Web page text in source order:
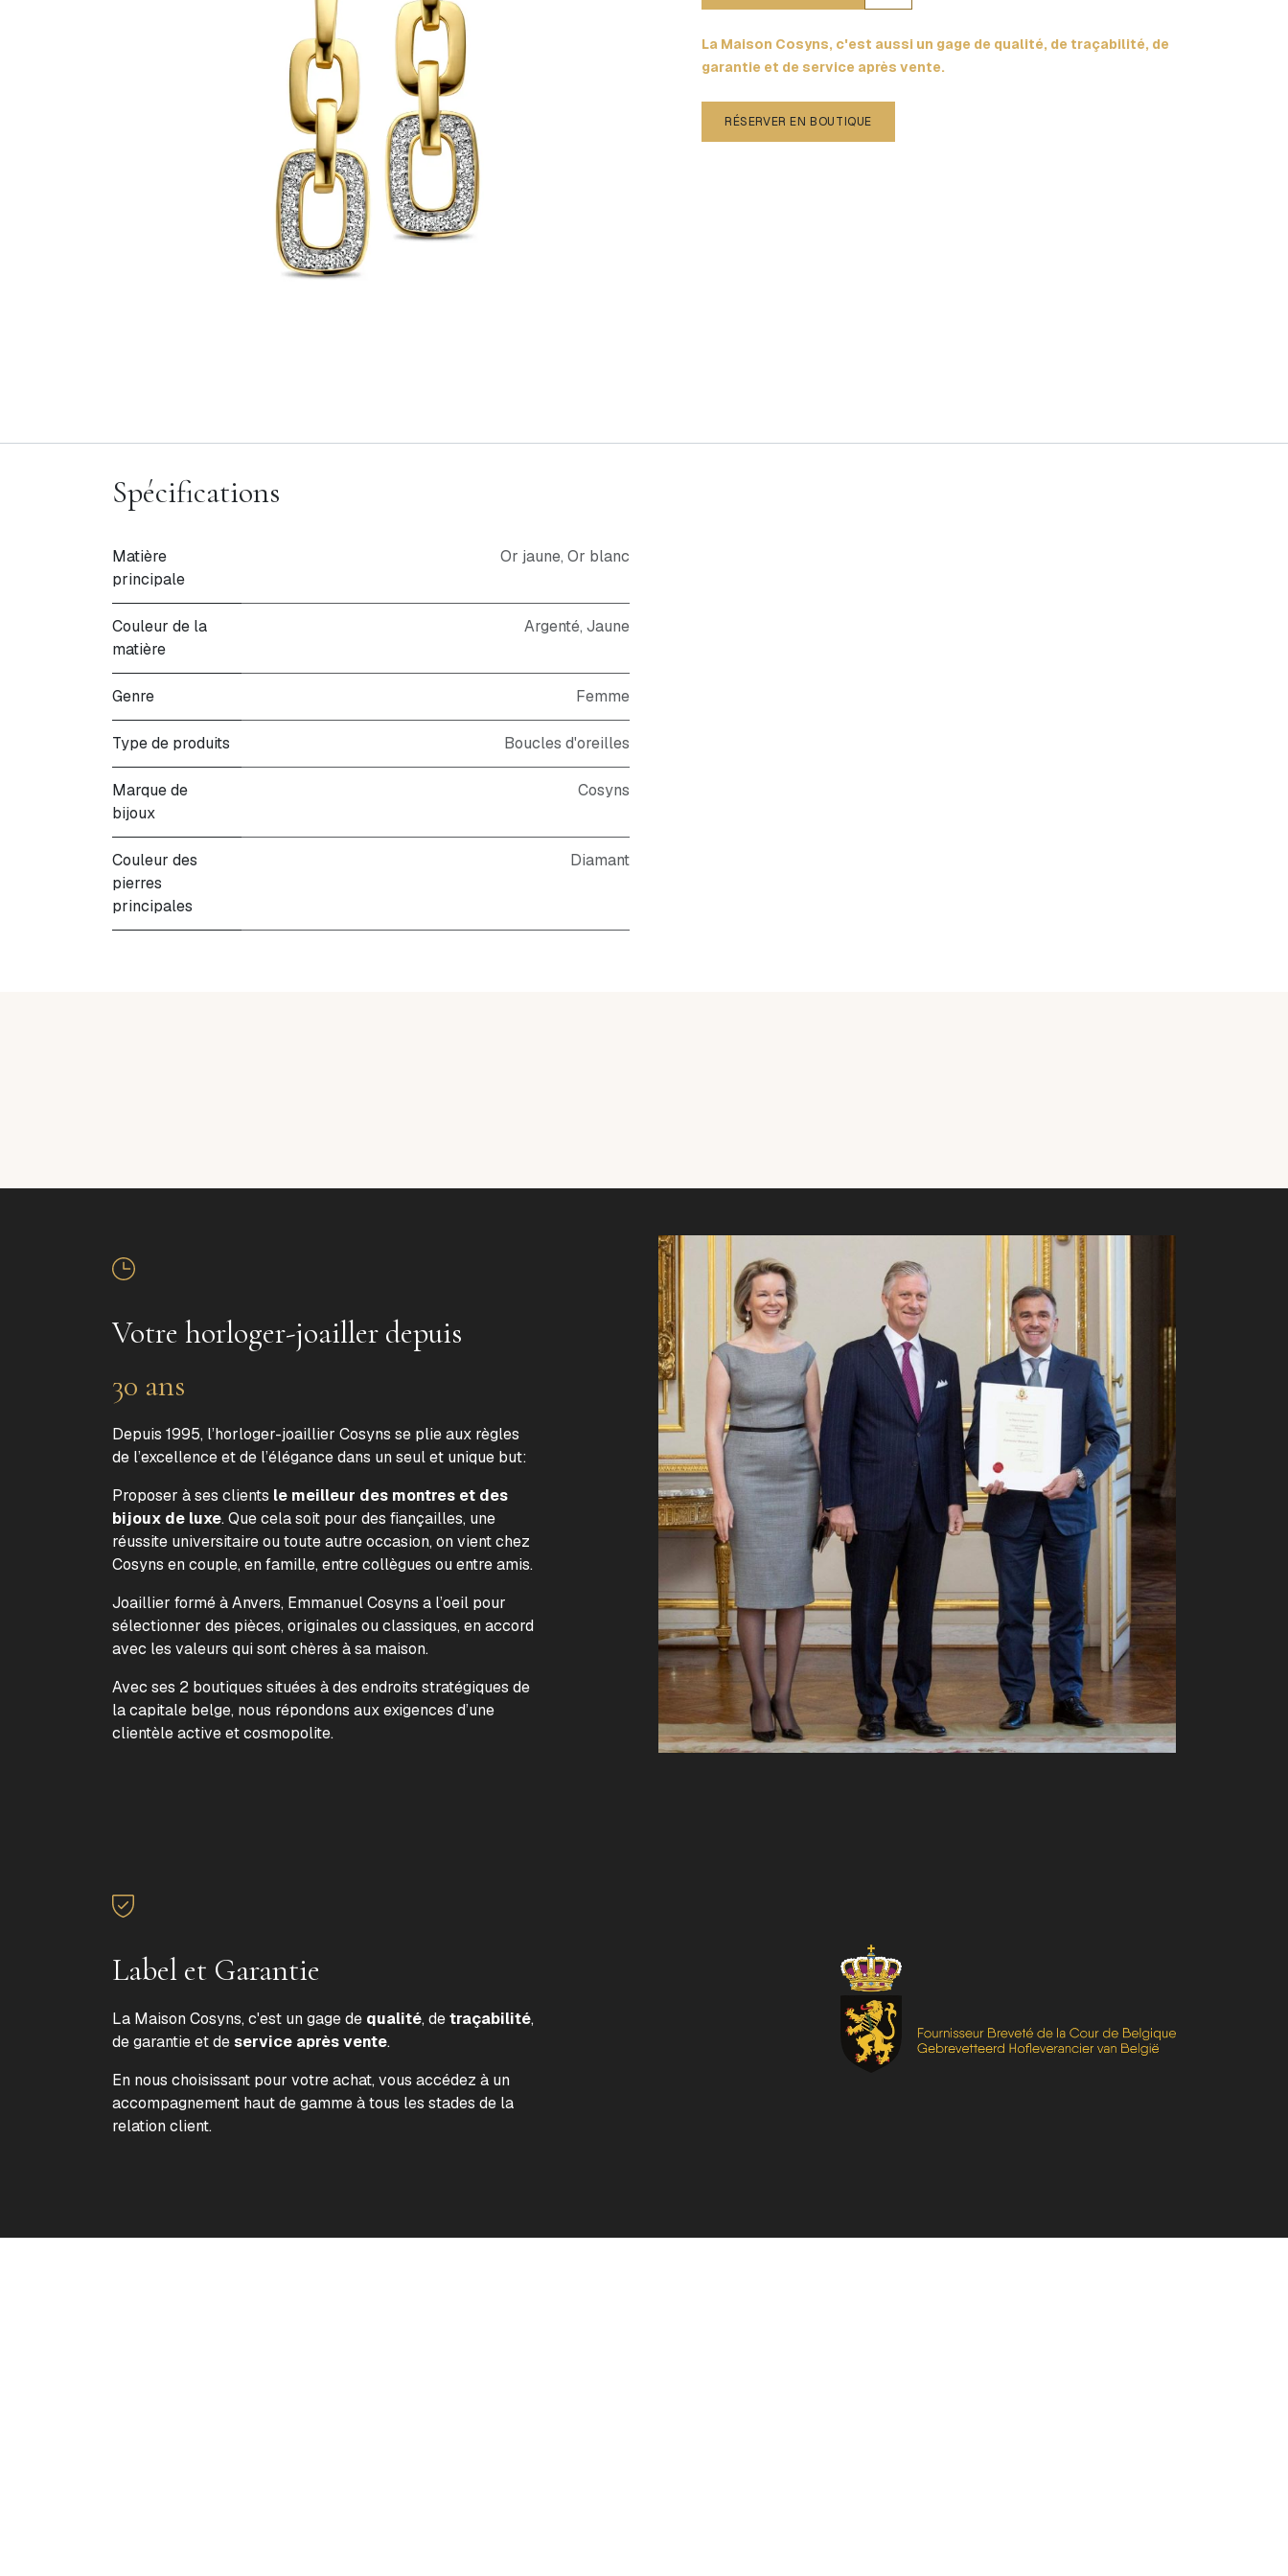
La Maison Cosyns, c'est aussi un gage de qualité, de traçabilité, de
garantie et de service après vente.
RÉSERVER EN BOUTIQUE
Spécifications
Matière
principale
Or jaune, Or blanc
Couleur de la
matière
Argenté, Jaune
Genre Femme
Type de produits Boucles d'oreilles
Marque de
bijoux
Cosyns
Couleur des
pierres
principales
Diamant
Votre horloger-joailler depuis
30 ans
Depuis 1995, l’horloger-joaillier Cosyns se plie aux règles
de l’excellence et de l’élégance dans un seul et unique but:
Proposer à ses clients le meilleur des montres et des
bijoux de luxe. Que cela soit pour des fiançailles, une
réussite universitaire ou toute autre occasion, on vient chez
Cosyns en couple, en famille, entre collègues ou entre amis.
Joaillier formé à Anvers, Emmanuel Cosyns a l’oeil pour
sélectionner des pièces, originales ou classiques, en accord
avec les valeurs qui sont chères à sa maison.
Avec ses 2 boutiques situées à des endroits stratégiques de
la capitale belge, nous répondons aux exigences d’une
clientèle active et cosmopolite.
Label et Garantie
La Maison Cosyns, c'est un gage de qualité, detraçabilité,
de garantie et deservice après vente.
En nous choisissant pour votre achat, vous accédez à un
accompagnement haut de gamme à tous les stades de la
relation client.